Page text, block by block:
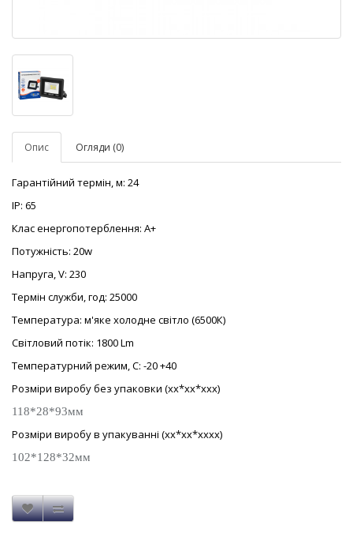
Опис Огляди (0)
Гарантійний термін, м: 24
IP: 65
Клас енергопотерблення: A+
Потужність: 20w
Напруга, V: 230
Термін служби, год: 25000
Температура: м'яке холодне світло (6500К)
Світловий потік: 1800 Lm
Температурний режим, C: -20 +40
Розміри виробу без упаковки (хх*хх*ххх)
118*28*93мм
Розміри виробу в упакуванні (хх*хх*хххх)
102*128*32мм